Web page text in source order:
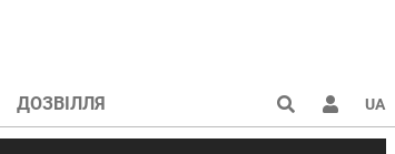
ДОЗВІЛЛЯ UA